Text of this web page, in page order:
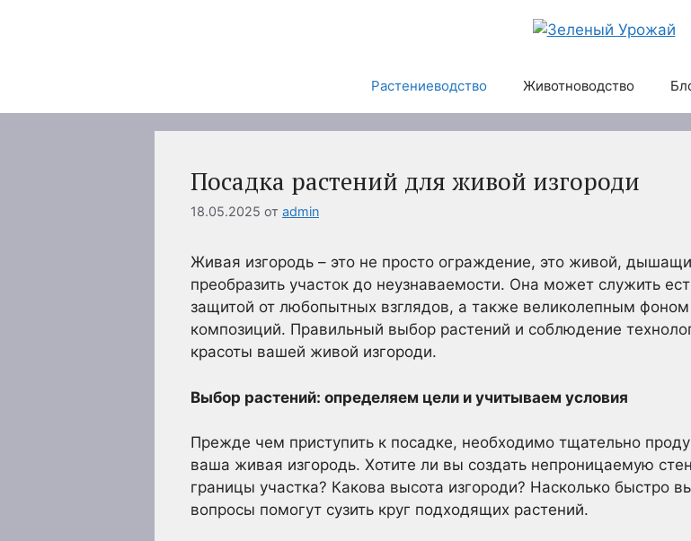
Растениеводство Животноводство
Посадка растений для живой изгороди
18.05.2025 от admin
Живая изгородь – это не просто ограждение, это живой,
преобразить участок до неузнаваемости. Она может служить
защитой от любопытных взглядов, а также великолепным
композиций. Правильный выбор растений и соблюдение
красоты вашей живой изгороди.
Выбор растений: определяем цели и учитываем условия
Прежде чем приступить к посадке, необходимо тщательно
ваша живая изгородь. Хотите ли вы создать непроницаемую
границы участка? Какова высота изгороди? Насколько быстро
вопросы помогут сузить круг подходящих растений.